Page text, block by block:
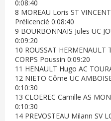
0:08:40
8 MOREAU Loris ST
Prélicencié 0:08:40
9 BOURBONNAIS Jules UC
0:09:20
10 ROUSSAT HERMENAULT
CORPS Poussin 0:09:20
11 HENAULT Hugo AC
12 NIETO Côme UC
0:10:30
13 CLOEREC Camille AS
0:10:30
14 PREVOSTEAU Milann SV